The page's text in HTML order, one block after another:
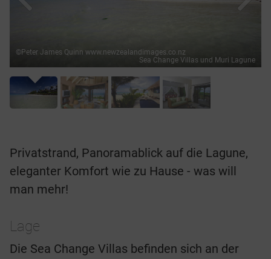
©Peter James Quinn www.newzealandimages.co.nz
Sea Change Villas und Muri Lagune
Privatstrand, Panoramablick auf die Lagune,
eleganter Komfort wie zu Hause - was will
man mehr!
Lage
Die Sea Change Villas befinden sich an der